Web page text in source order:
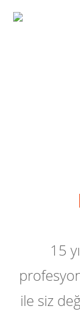
15
ile siz